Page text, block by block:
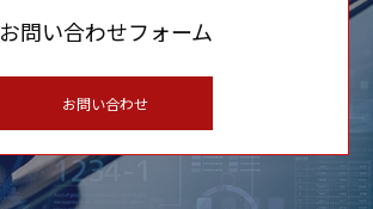
お問い合わせフォーム
お問い合わせ